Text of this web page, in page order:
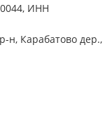
ИНН
н, Карабатово дер.,